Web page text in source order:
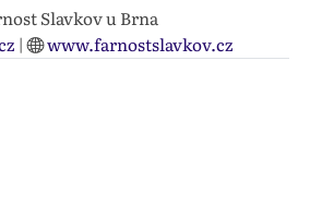
Slavkov u Brna
| www.farnostslavkov.cz